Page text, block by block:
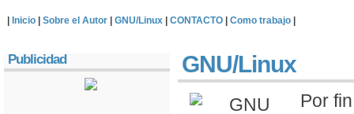
Inicio Sobre el Autor GNU/Linux CONTACTO Como trabajo
GNU/Linux
Por
Publicidad